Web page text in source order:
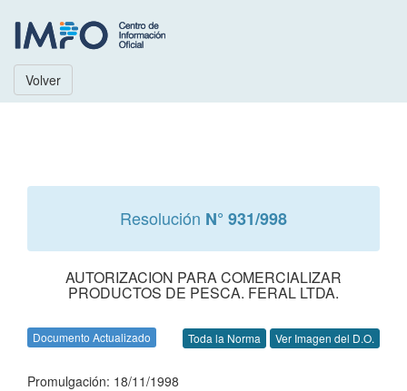
Volver
Resolución N° 931/998
AUTORIZACION PARA COMERCIALIZAR
PRODUCTOS DE PESCA. FERAL LTDA.
Documento Actualizado Toda la Norma Ver Imagen del D.O.
Promulgación: 18/11/1998